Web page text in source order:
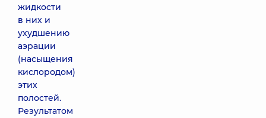
жидкости
в них и
ухудшению
аэрации
(насыщения
кислородом)
этих
полостей.
Результатом